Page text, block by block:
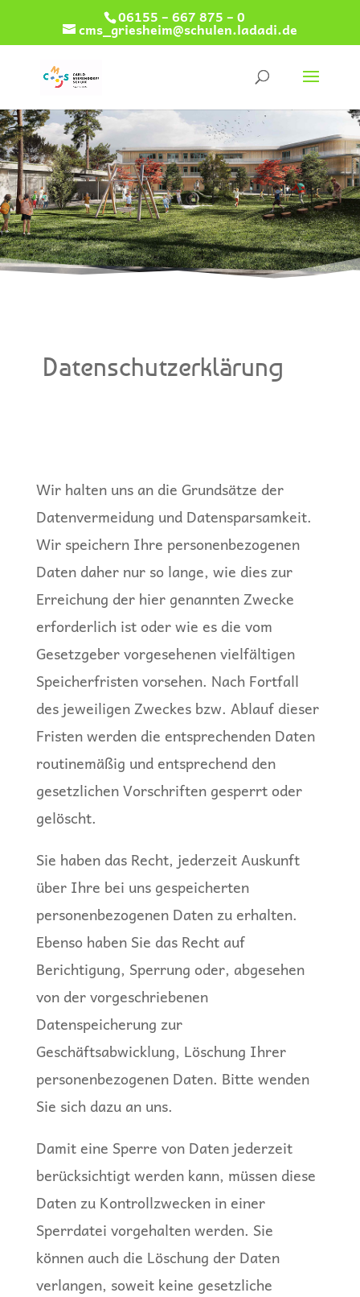
06155 – 667 875 – 0
cms_griesheim@schulen.ladadi.de
Datenschutzerklärung
Wir halten uns an die Grundsätze der
Datenvermeidung und Datensparsamkeit.
Wir speichern Ihre personenbezogenen
Daten daher nur so lange, wie dies zur
Erreichung der hier genannten Zwecke
erforderlich ist oder wie es die vom
Gesetzgeber vorgesehenen vielfältigen
Speicherfristen vorsehen. Nach Fortfall
des jeweiligen Zweckes bzw. Ablauf dieser
Fristen werden die entsprechenden Daten
routinemäßig und entsprechend den
gesetzlichen Vorschriften gesperrt oder
gelöscht.
Sie haben das Recht, jederzeit Auskunft
über Ihre bei uns gespeicherten
personenbezogenen Daten zu erhalten.
Ebenso haben Sie das Recht auf
Berichtigung, Sperrung oder, abgesehen
von der vorgeschriebenen
Datenspeicherung zur
Geschäftsabwicklung, Löschung Ihrer
personenbezogenen Daten. Bitte wenden
Sie sich dazu an uns.
Damit eine Sperre von Daten jederzeit
berücksichtigt werden kann, müssen diese
Daten zu Kontrollzwecken in einer
Sperrdatei vorgehalten werden. Sie
können auch die Löschung der Daten
verlangen, soweit keine gesetzliche